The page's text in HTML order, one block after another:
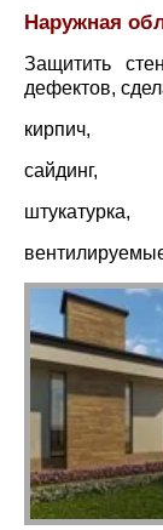
Наружная
Защитить
дефектов,
кирпич,
сайдинг,
штукатурка,